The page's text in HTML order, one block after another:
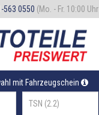
563 0550 (Mo. - Fr. 10:00
mit Fahrzeugschein